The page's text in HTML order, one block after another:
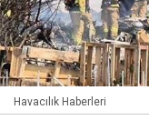
Havacılık Haberleri